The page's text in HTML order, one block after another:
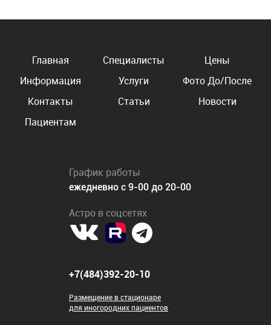
Главная Специалисты
Цены
Информация
Услуги
Фото До/После
Контакты
Статьи
Новости
Пациентам
График работы
ежедневно с 9-00 до 20-00
Астро в соцсетях
+7(484)392-20-10
Размещение в стационаре
для иногородних пациентов